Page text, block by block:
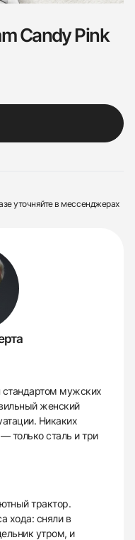
Candy Pink
уточняйте в мессенджерах
мужских
женский
Никаких
только сталь и три
трактор.
хода: сняли в
утром, и